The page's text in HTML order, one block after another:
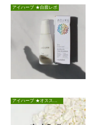
アイハーブ ★自腹レポ